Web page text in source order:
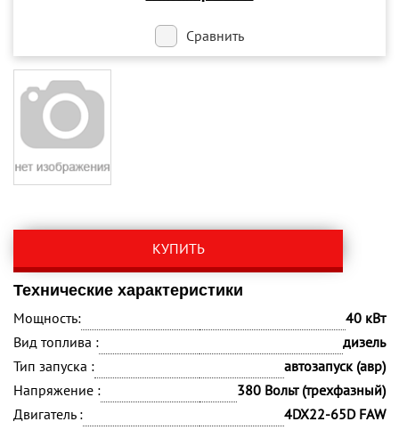
Сравнить
КУПИТЬ
Технические характеристики
Мощность:
40 кВт
Вид топлива :
дизель
Тип запуска :
автозапуск (авр)
Напряжение :
380 Вольт (трехфазный)
Двигатель :
4DX22-65D FAW